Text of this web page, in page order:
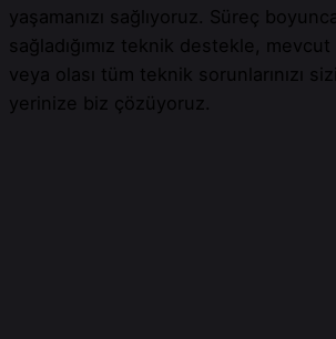
yaşamanızı sağlıyoruz. Süreç
sağladığımız teknik destekle, mevcut
veya olası tüm teknik sorunlarınızı
yerinize biz çözüyoruz.